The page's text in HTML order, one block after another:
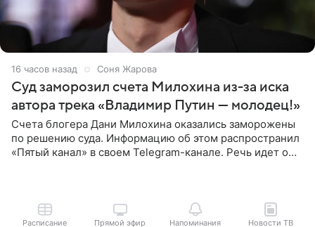
16 часов назад Соня Жарова
Суд заморозил счета Милохина из-за иска
автора трека «Владимир Путин — молодец!»
Счета блогера Дани Милохина оказались заморожены
по решению суда. Информацию об этом распространил
«Пятый канал» в своем Telegram-канале. Речь идет о
Расписание Прямой эфир Напоминания Новости ТВ